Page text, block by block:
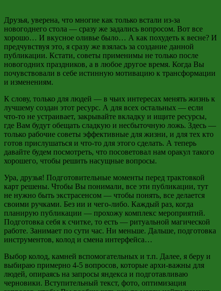
Друзья, уверена, что многие как только встали из-за
новогоднего стола — сразу же задались вопросом. Вот все
хорошо… И вкусное оливье было… А как похудеть к весне? И
предчувствуя это, я сразу же взялась за создание данной
публикации. Кстати, советы применимы не только после
новогодних праздников, а в любое другое время. Когда Вы
почувствовали в себе истинную мотивацию к трансформации
и изменениям.
К слову, только для людей — в чьих интересах менять жизнь к
лучшему создан этот ресурс. А для всех остальных — если
что-то не устраивает, закрывайте вкладку и ищите ресурсы,
где Вам будут обещать сладкую и несбыточную ложь. Здесь —
только рабочие советы эффективные для жизни, и для тех кто
готов прислушаться и что-то для этого сделать. А теперь
давайте будем посмотреть, что посоветовал нам оракул такого
хорошего, чтобы решить насущные вопросы.
Ура, друзья! Подготовительные моменты перед трактовкой
карт решены. Чтобы Вы понимали, все эти публикации, тут
не нужно быть экстрасенсом — чтобы понять, все делается
своими ручками. Без ии и чего-либо. Каждый раз, когда
планирую публикации — прохожу комплекс мероприятий.
Подготовка себя к считке, то есть — ритуальной магической
работе. Занимает по сути час. Ни меньше. Дальше, подготовка
инструментов, колод и смена интерфейса…
Выбор колод, камней вспомогательных и т.п. Далее, я беру и
выбираю примерно 4-5 вопросов, которые архи-важны для
людей, опираясь на запросы яндекса и подготавливаю
черновики. Вступительный текст, фото, оптимизация